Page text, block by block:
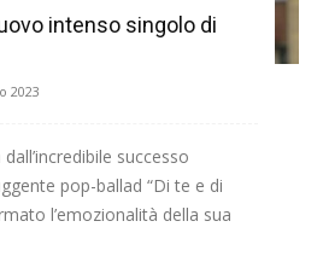
intenso singolo di
2023
successo
pop-ballad “Di te e di
l’emozionalità della sua